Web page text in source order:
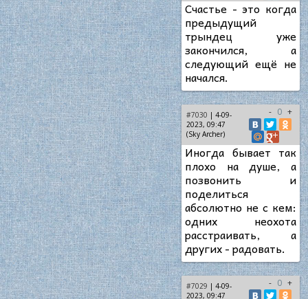
Счастье - это когда
предыдущий
трындец уже
закончился, а
следующий ещё не
начался.
#7030 | 4-09-
2023, 09:47
(Sky Archer)
- 0 +
Иногда бывает так
плохо на душе, а
позвонить и
поделиться
абсолютно не с кем:
одних неохота
расстраивать, а
других - радовать.
#7029 | 4-09-
2023, 09:47
- 0 +